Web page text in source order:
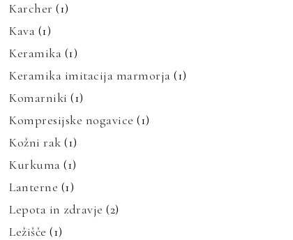
Karcher (1)
Kava (1)
Keramika (1)
Keramika imitacija marmorja (1)
Komarniki (1)
Kompresijske nogavice (1)
Kožni rak (1)
Kurkuma (1)
Lanterne (1)
Lepota in zdravje (2)
Ležišče (1)